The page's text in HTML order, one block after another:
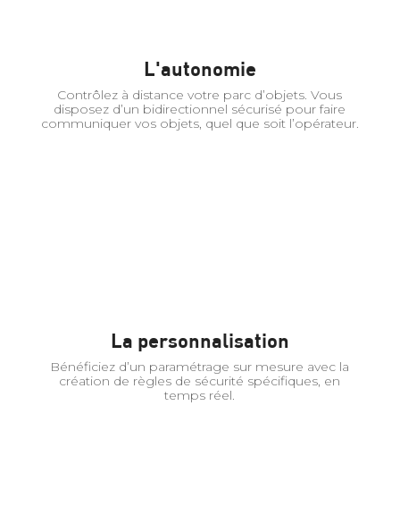
L'autonomie
Contrôlez à distance votre parc d’objets. Vous
disposez d’un bidirectionnel sécurisé pour faire
communiquer vos objets, quel que soit l’opérateur.
La personnalisation
Bénéficiez d’un paramétrage sur mesure avec la
création de règles de sécurité spécifiques, en
temps réel.